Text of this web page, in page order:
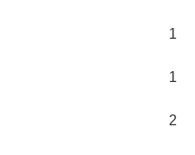
1
1
2